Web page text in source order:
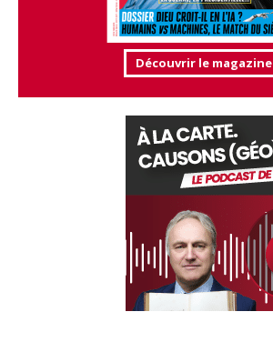
Découvrir le magazine